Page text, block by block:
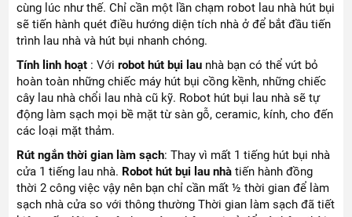
cùng lúc như thế. Chỉ cần một lần chạm robot lau nhà hút bụi
sẽ tiến hành quét điều hướng diện tích nhà ở để bắt đầu tiến
trình lau nhà và hút bụi nhanh chóng.
Tính linh hoạt : Vớirobot hút bụi lau nhà bạn có thể vứt bỏ
hoàn toàn những chiếc máy hút bụi cồng kềnh, những chiếc
cây lau nhà chổi lau nhà cũ kỹ. Robot hút bụi lau nhà sẽ tự
động làm sạch mọi bề mặt từ sàn gỗ, ceramic, kính, cho đến
các loại mặt thảm.
Rút ngắn thời gian làm sạch: Thay vì mất 1 tiếng hút bụi nhà
cửa 1 tiếng lau nhà. Robot hút bụi lau nhà tiến hành đồng
thời 2 công việc vậy nên bạn chỉ cần mất ½ thời gian để làm
sạch nhà cửa so với thông thường Thời gian làm sạch đã tiết